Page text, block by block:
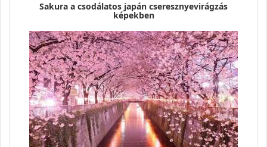
Sakura a csodálatos japán cseresznyevirágzás
képekben